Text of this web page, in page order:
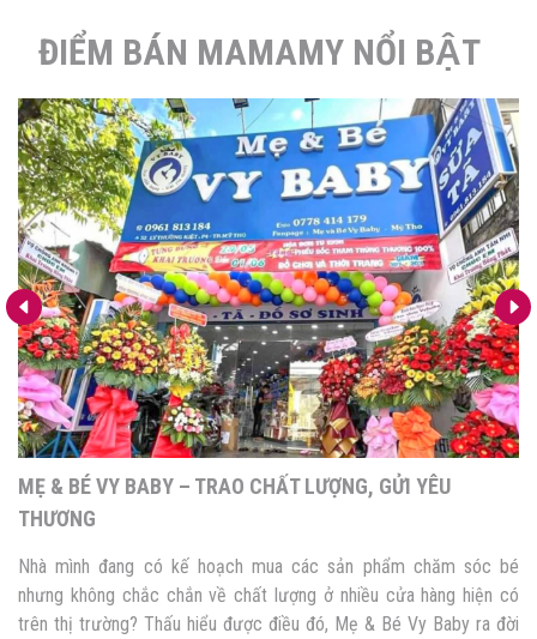
ĐIỂM BÁN MAMAMY NỔI BẬT
MẸ & BÉ VY BABY – TRAO CHẤT LƯỢNG, GỬI YÊU
THƯƠNG
Nhà mình đang có kế hoạch mua các sản phẩm chăm sóc bé
nhưng không chắc chắn về chất lượng ở nhiều cửa hàng hiện có
trên thị trường? Thấu hiểu được điều đó, Mẹ & Bé Vy Baby ra đời